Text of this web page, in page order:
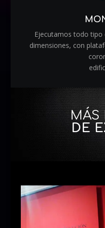
Ejecutamos todo tipo
dimensiones, con
DE